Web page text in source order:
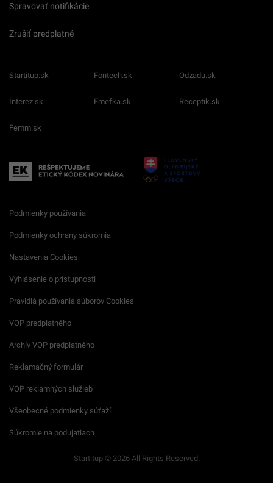
Spravovať notifikácie
Zrušiť predplatné
Startitup.sk Fontech.sk Odzadu.sk
Interez.sk Emefka.sk Receptik.sk
Femm.sk
Podmienky používania
Podmienky ochrany súkromia
Nastavenia Cookies
Vyhlásenie o prístupnosti
Pravidlá používania súborov Cookies
VOP predplatného
Archív VOP predplatného
Reklamačný formulár
VOP reklamných služieb
Všeobecné podmienky súťaží
Súkromie na podujatiach
Startitup © 2026 All Rights Reserved.